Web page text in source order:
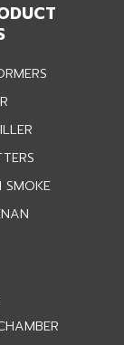
SMOKE